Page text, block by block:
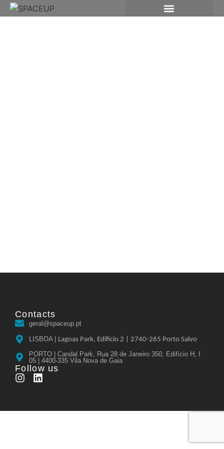
Contacts
geral@spaceup.pt
LISBOA | Lagoas Park, Edifício 2 | 2740-265 Porto Salvo
PORTO | Candal Park, Rua 28 de Janeiro 350, Edifício H, I
05 | 4400-335 Vila Nova de Gaia
Follow us